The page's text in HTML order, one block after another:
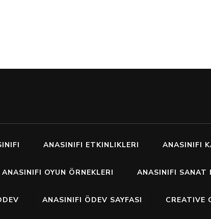
ANASINIFI ETKINLIKLERI ANASINIFI
ANASINIFI OYUN ÖRNEKLERI ANASINIFI SANAT
ANASINIFI ÖDEV SAYFASI CREATIVE